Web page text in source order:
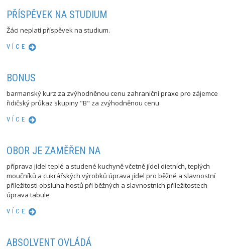
PŘÍSPĚVEK NA STUDIUM
Žáci neplatí příspěvek na studium.
VÍCE
BONUS
barmanský kurz za zvýhodněnou cenu zahraniční praxe pro zájemce
řidičský průkaz skupiny "B" za zvýhodněnou cenu
VÍCE
OBOR JE ZAMĚŘEN NA
příprava jídel teplé a studené kuchyně včetně jídel dietních, teplých
moučníků a cukrářských výrobků úprava jídel pro běžné a slavnostní
příležitosti obsluha hostů při běžných a slavnostních příležitostech
úprava tabule
VÍCE
ABSOLVENT OVLÁDÁ